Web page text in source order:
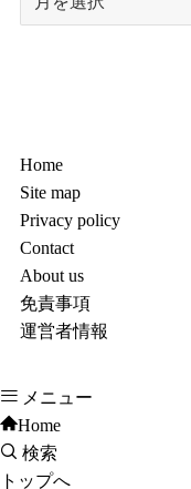
Home
Site map
Privacy policy
Contact
About us
免責事項
運営者情報
メニュー
Home
検索
トップへ